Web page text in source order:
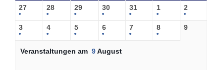
27 28 29 30 31 1 2
3 4 5 6 7 8 9
Veranstaltungen am 9August